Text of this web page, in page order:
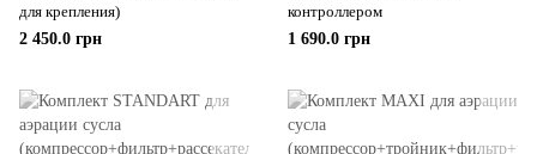
для крепления)
2 450.0 грн
контроллером
1 690.0 грн